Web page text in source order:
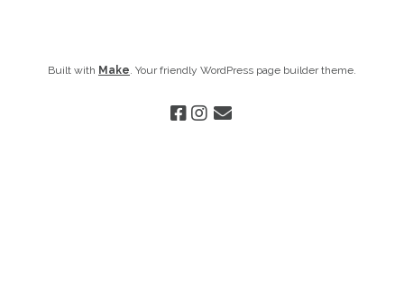
Built with Make. Your friendly WordPress page builder theme.